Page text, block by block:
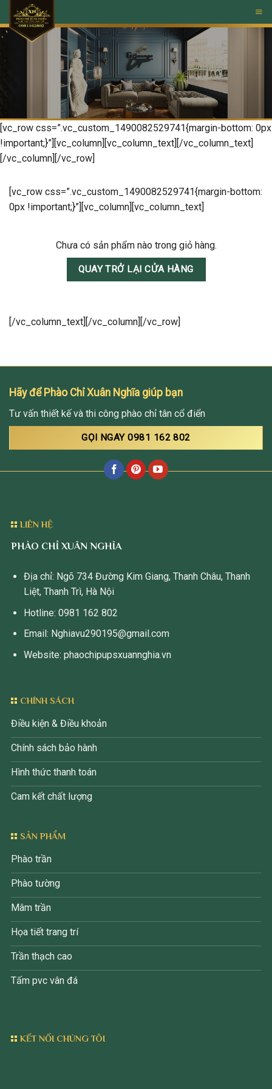
to
content
[vc_row css=”.vc_custom_1490082529741{margin-bottom: 0px
!important;}”][vc_column][vc_column_text][/vc_column_text]
[/vc_column][/vc_row]
[vc_row css=”.vc_custom_1490082529741{margin-bottom:
0px !important;}”][vc_column][vc_column_text]
Chưa có sản phẩm nào trong giỏ hàng.
QUAY TRỞ LẠI CỬA HÀNG
[/vc_column_text][/vc_column][/vc_row]
Hãy để Phào Chỉ Xuân Nghĩa giúp bạn
Tư vấn thiết kế và thi công phào chỉ tân cổ điển
GỌI NGAY 0981 162 802
LIÊN HỆ
PHÀO CHỈ XUÂN NGHĨA
Địa chỉ: Ngõ 734 Đường Kim Giang, Thanh Châu, Thanh
Liệt, Thanh Trì, Hà Nội
Hotline: 0981 162 802
Email: Nghiavu290195@gmail.com
Website: phaochipupsxuannghia.vn
CHÍNH SÁCH
Điều kiện & Điều khoản
Chính sách bảo hành
Hình thức thanh toán
Cam kết chất lượng
SẢN PHẨM
Phào trần
Phào tường
Mâm trần
Họa tiết trang trí
Trần thạch cao
Tấm pvc vân đá
KẾT NỐI CHÚNG TÔI